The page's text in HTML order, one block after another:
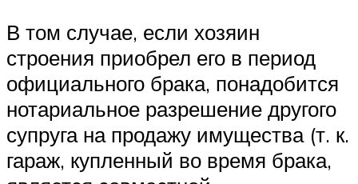
В том случае, если хозяин
строения приобрел его в период
официального брака, понадобится
нотариальное разрешение другого
супруга на продажу имущества (т. к.
гараж, купленный во время брака,